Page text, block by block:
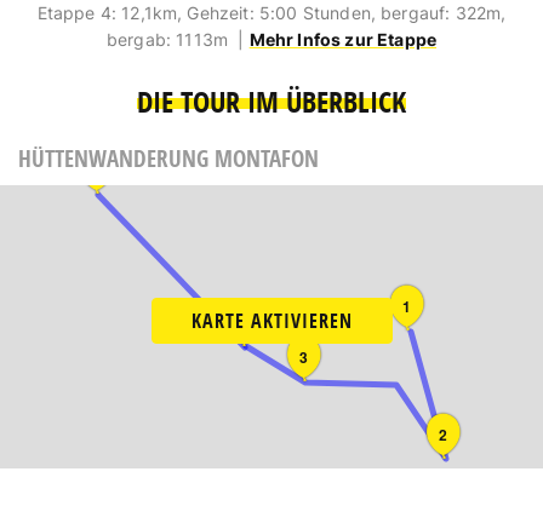
Etappe 4: 12,1km, Gehzeit: 5:00 Stunden, bergauf: 322m,
bergab: 1113m | Mehr Infos zur Etappe
DIE TOUR IM ÜBERBLICK
HÜTTENWANDERUNG MONTAFON
KARTE AKTIVIEREN
1
2
3
4
5